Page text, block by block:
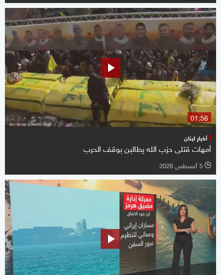
01:56
أخبار لبنان
أمهات قتلى حزب الله يطالبن بوقف الحرب
l 5 أغسطس 2026